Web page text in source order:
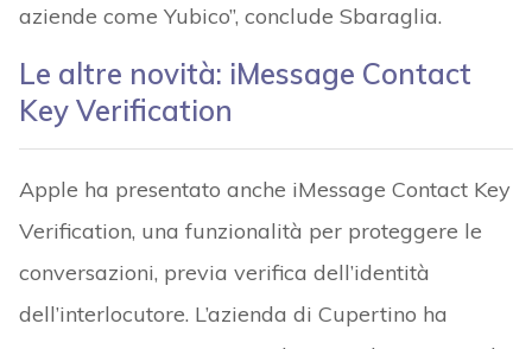
aziende come Yubico”, conclude Sbaraglia.
Le altre novità: iMessage Contact
Key Verification
Apple ha presentato anche iMessage Contact Key
Verification, una funzionalità per proteggere le
conversazioni, previa verifica dell’identità
dell’interlocutore. L’azienda di Cupertino ha